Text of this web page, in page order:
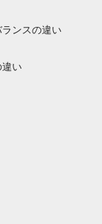
ンスの違い
違い